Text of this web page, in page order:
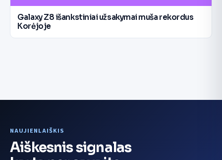
Galaxy Z8 išankstiniai užsakymai muša rekordus
Korėjoje
NAUJIENLAIŠKIS
Aiškesnis signalas